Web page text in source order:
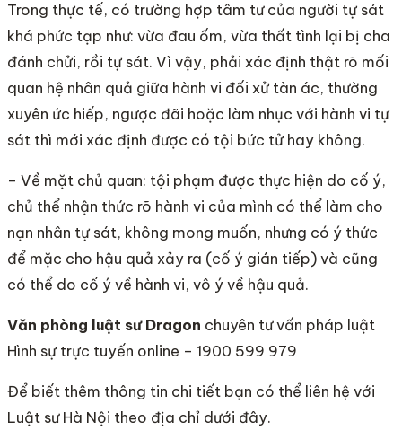
Trong thực tế, có trường hợp tâm tư của người tự sát
khá phức tạp như: vừa đau ốm, vừa thất tình lại bị cha
đánh chửi, rồi tự sát. Vì vậy, phải xác định thật rõ mối
quan hệ nhân quả giữa hành vi đối xử tàn ác, thường
xuyên ức hiếp, ngược đãi hoặc làm nhục với hành vi tự
sát thì mới xác định được có tội bức tử hay không.
– Về mặt chủ quan: tội phạm được thực hiện do cố ý,
chủ thể nhận thức rõ hành vi của mình có thể làm cho
nạn nhân tự sát, không mong muốn, nhưng có ý thức
để mặc cho hậu quả xảy ra (cố ý gián tiếp) và cũng
có thể do cố ý về hành vi, vô ý về hậu quả.
Văn phòng luật sư Dragon chuyên tư vấn pháp luật
Hình sự trực tuyến online – 1900 599 979
Để biết thêm thông tin chi tiết bạn có thể liên hệ với
Luật sư Hà Nội theo địa chỉ dưới đây.